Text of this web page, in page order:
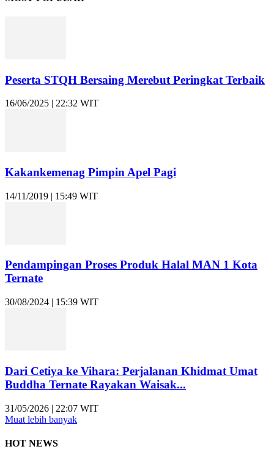
Peserta STQH Bersaing Merebut Peringkat Terbaik
16/06/2025 | 22:32 WIT
Kakankemenag Pimpin Apel Pagi
14/11/2019 | 15:49 WIT
Pendampingan Proses Produk Halal MAN 1 Kota
Ternate
30/08/2024 | 15:39 WIT
Dari Cetiya ke Vihara: Perjalanan Khidmat Umat
Buddha Ternate Rayakan Waisak...
31/05/2026 | 22:07 WIT
Muat lebih banyak
HOT NEWS